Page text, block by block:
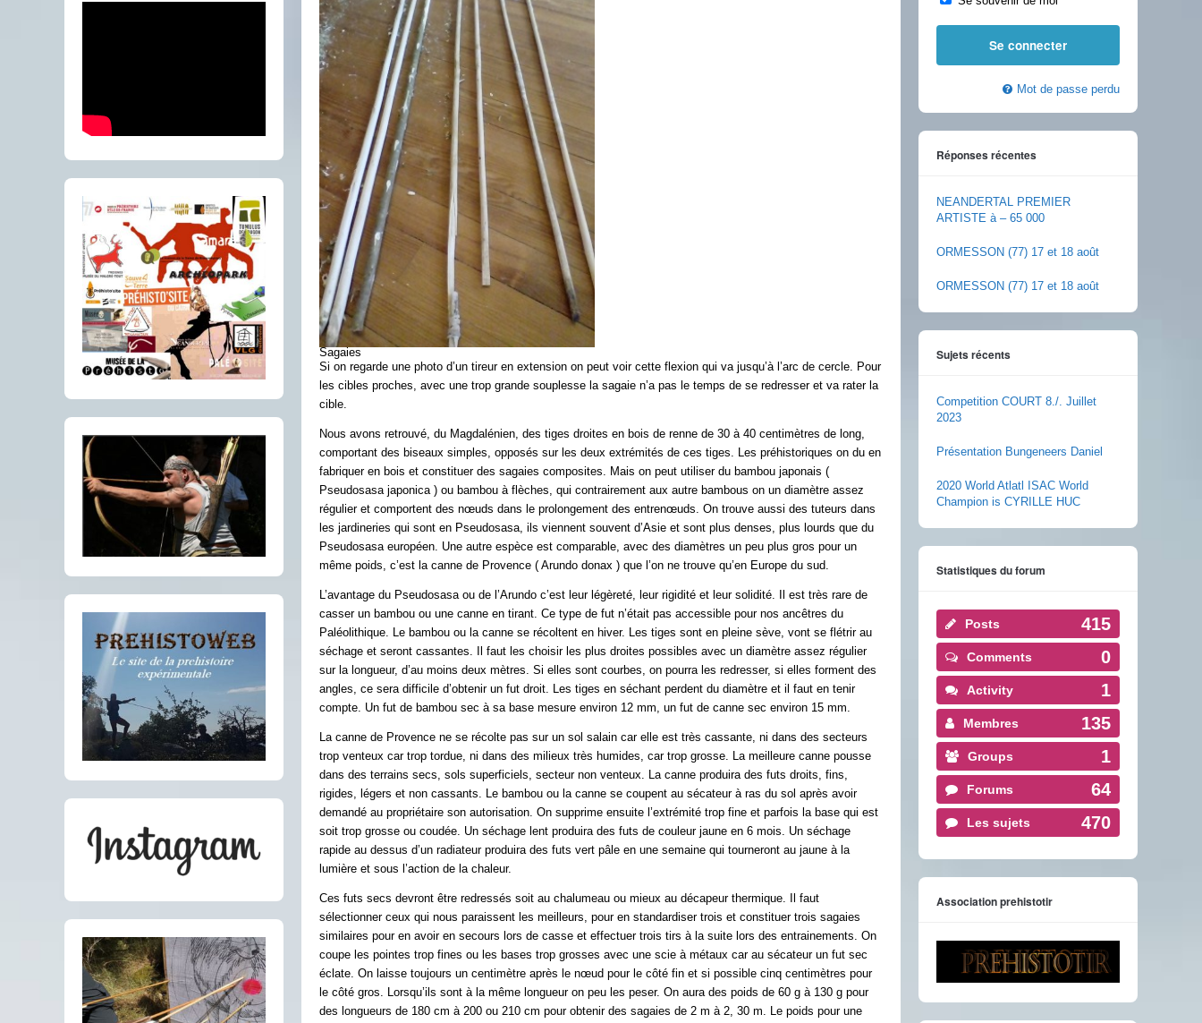
Sagaies
Si on regarde une photo d’un tireur en extension on peut voir cette flexion qui va jusqu’à l’arc de cercle. Pour
les cibles proches, avec une trop grande souplesse la sagaie n’a pas le temps de se redresser et va rater la
cible.
Nous avons retrouvé, du Magdalénien, des tiges droites en bois de renne de 30 à 40 centimètres de long,
comportant des biseaux simples, opposés sur les deux extrémités de ces tiges. Les préhistoriques on du en
fabriquer en bois et constituer des sagaies composites. Mais on peut utiliser du bambou japonais (
Pseudosasa japonica ) ou bambou à flèches, qui contrairement aux autre bambous on un diamètre assez
régulier et comportent des nœuds dans le prolongement des entrenœuds. On trouve aussi des tuteurs dans
les jardineries qui sont en Pseudosasa, ils viennent souvent d’Asie et sont plus denses, plus lourds que du
Pseudosasa européen. Une autre espèce est comparable, avec des diamètres un peu plus gros pour un
même poids, c’est la canne de Provence ( Arundo donax ) que l’on ne trouve qu’en Europe du sud.
L’avantage du Pseudosasa ou de l’Arundo c’est leur légèreté, leur rigidité et leur solidité. Il est très rare de
casser un bambou ou une canne en tirant. Ce type de fut n’était pas accessible pour nos ancêtres du
Paléolithique. Le bambou ou la canne se récoltent en hiver. Les tiges sont en pleine sève, vont se flétrir au
séchage et seront cassantes. Il faut les choisir les plus droites possibles avec un diamètre assez régulier
sur la longueur, d’au moins deux mètres. Si elles sont courbes, on pourra les redresser, si elles forment des
angles, ce sera difficile d’obtenir un fut droit. Les tiges en séchant perdent du diamètre et il faut en tenir
compte. Un fut de bambou sec à sa base mesure environ 12 mm, un fut de canne sec environ 15 mm.
La canne de Provence ne se récolte pas sur un sol salain car elle est très cassante, ni dans des secteurs
trop venteux car trop tordue, ni dans des milieux très humides, car trop grosse. La meilleure canne pousse
dans des terrains secs, sols superficiels, secteur non venteux. La canne produira des futs droits, fins,
rigides, légers et non cassants. Le bambou ou la canne se coupent au sécateur à ras du sol après avoir
demandé au propriétaire son autorisation. On supprime ensuite l’extrémité trop fine et parfois la base qui est
soit trop grosse ou coudée. Un séchage lent produira des futs de couleur jaune en 6 mois. Un séchage
rapide au dessus d’un radiateur produira des futs vert pâle en une semaine qui tourneront au jaune à la
lumière et sous l’action de la chaleur.
Ces futs secs devront être redressés soit au chalumeau ou mieux au décapeur thermique. Il faut
sélectionner ceux qui nous paraissent les meilleurs, pour en standardiser trois et constituer trois sagaies
similaires pour en avoir en secours lors de casse et effectuer trois tirs à la suite lors des entrainements. On
coupe les pointes trop fines ou les bases trop grosses avec une scie à métaux car au sécateur un fut sec
éclate. On laisse toujours un centimètre après le nœud pour le côté fin et si possible cinq centimètres pour
le côté gros. Lorsqu’ils sont à la même longueur on peu les peser. On aura des poids de 60 g à 130 g pour
des longueurs de 180 cm à 200 ou 210 cm pour obtenir des sagaies de 2 m à 2, 30 m. Le poids pour une
Mot de passe perdu
Réponses récentes
NEANDERTAL PREMIER
ARTISTE à – 65 000
ORMESSON (77) 17 et 18 août
ORMESSON (77) 17 et 18 août
Sujets récents
Competition COURT 8./. Juillet
2023
Présentation Bungeneers Daniel
2020 World Atlatl ISAC World
Champion is CYRILLE HUC
Statistiques du forum
Posts 415
Comments 0
Activity 1
Membres 135
Groups 1
Forums 64
Les sujets 470
Association prehistotir